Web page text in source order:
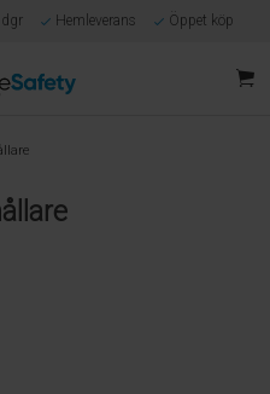
dgr Hemleverans Öppet köp